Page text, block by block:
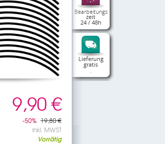
Bearbeitungs
zeit
24 / 48h
Lieferung
gratis
9,90 €
-50% 19,80 €
inkl. MWST
Vorrätig